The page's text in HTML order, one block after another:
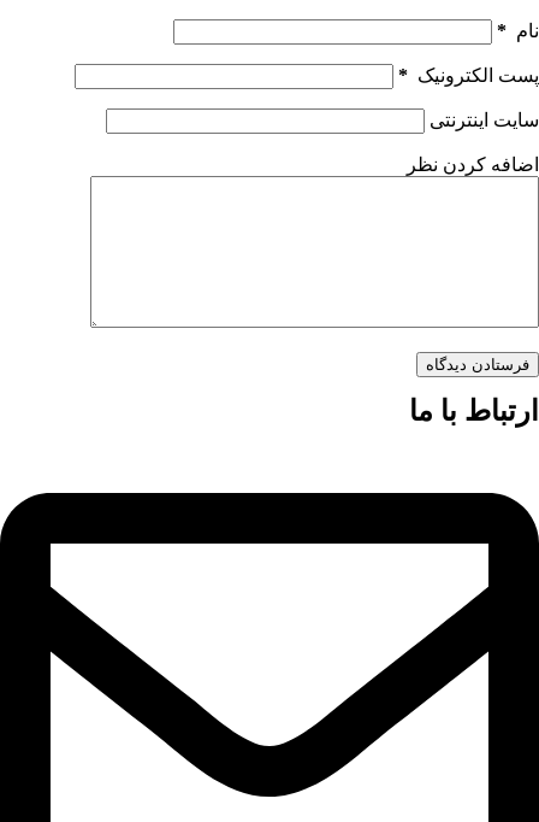
نام *
پست الکترونیک *
سایت اینترنتی
اضافه کردن نظر
فرستادن دیدگاه
ارتباط با ما